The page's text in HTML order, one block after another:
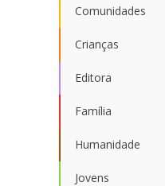
Comunidades
Crianças
Editora
Família
Humanidade
Jovens